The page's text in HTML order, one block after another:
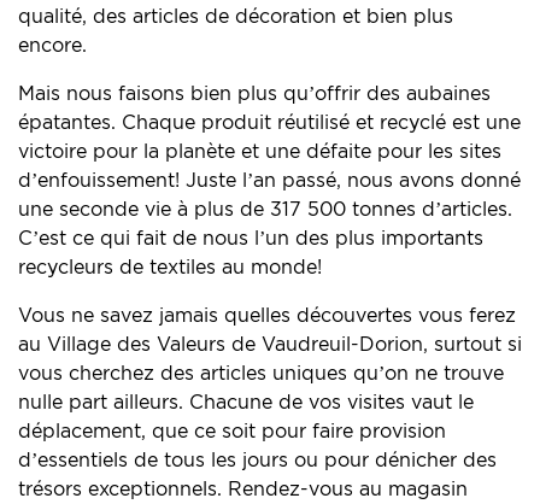
qualité, des articles de décoration et bien plus
encore.
Mais nous faisons bien plus qu’offrir des aubaines
épatantes. Chaque produit réutilisé et recyclé est une
victoire pour la planète et une défaite pour les sites
d’enfouissement! Juste l’an passé, nous avons donné
une seconde vie à plus de 317 500 tonnes d’articles.
C’est ce qui fait de nous l’un des plus importants
recycleurs de textiles au monde!
Vous ne savez jamais quelles découvertes vous ferez
au Village des Valeurs de Vaudreuil-Dorion, surtout si
vous cherchez des articles uniques qu’on ne trouve
nulle part ailleurs. Chacune de vos visites vaut le
déplacement, que ce soit pour faire provision
d’essentiels de tous les jours ou pour dénicher des
trésors exceptionnels. Rendez-vous au magasin